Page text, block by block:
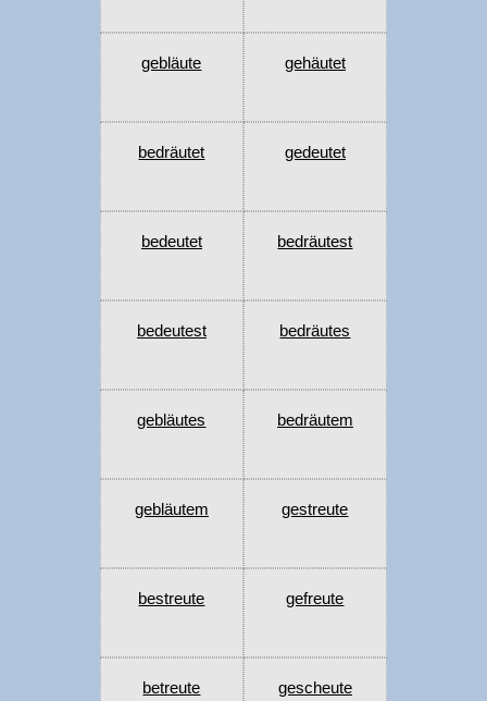
gebläute gehäutet
bedräutet gedeutet
bedeutet bedräutest
bedeutest bedräutes
gebläutes bedräutem
gebläutem gestreute
bestreute gefreute
betreute gescheute